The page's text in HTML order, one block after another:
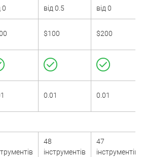
0 від 0.5 від 0
$100 $200
0.01 0.01
48
інструментів
47
інструментів